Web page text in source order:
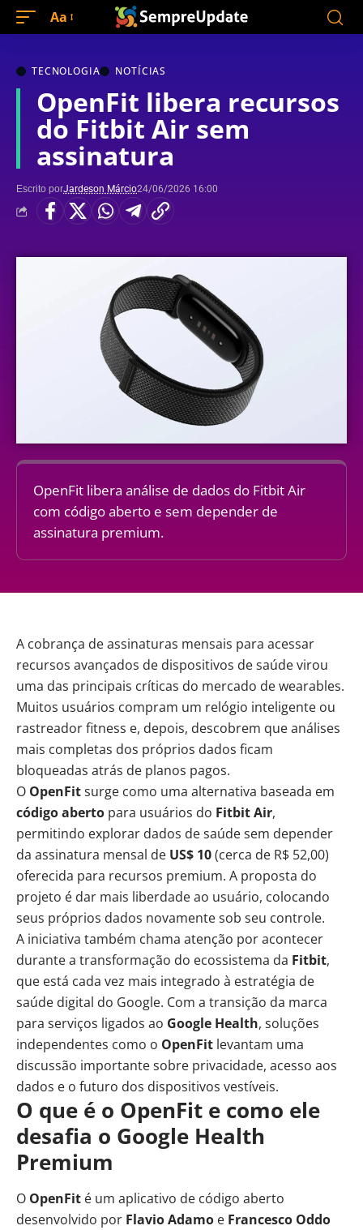
Aa
TECNOLOGIA NOTÍCIAS
OpenFit libera recursos
do Fitbit Air sem
assinatura
Escrito porJardeson Márcio24/06/2026 16:00
OpenFit libera análise de dados do Fitbit Air
com código aberto e sem depender de
assinatura premium.
A cobrança de assinaturas mensais para acessar
recursos avançados de dispositivos de saúde virou
uma das principais críticas do mercado de wearables.
Muitos usuários compram um relógio inteligente ou
rastreador fitness e, depois, descobrem que análises
mais completas dos próprios dados ficam
bloqueadas atrás de planos pagos.
O OpenFitsurge como uma alternativa baseada em
código aberto para usuários do Fitbit Air,
permitindo explorar dados de saúde sem depender
da assinatura mensal de US$ 10(cerca de R$ 52,00)
oferecida para recursos premium. A proposta do
projeto é dar mais liberdade ao usuário, colocando
seus próprios dados novamente sob seu controle.
A iniciativa também chama atenção por acontecer
durante a transformação do ecossistema da Fitbit,
que está cada vez mais integrado à estratégia de
saúde digital do Google. Com a transição da marca
para serviços ligados ao Google Health, soluções
independentes como o OpenFit levantam uma
discussão importante sobre privacidade, acesso aos
dados e o futuro dos dispositivos vestíveis.
O que é o OpenFit e como ele
desafia o Google Health
Premium
O OpenFit é um aplicativo de código aberto
desenvolvido por Flavio Adamo e Francesco Oddo